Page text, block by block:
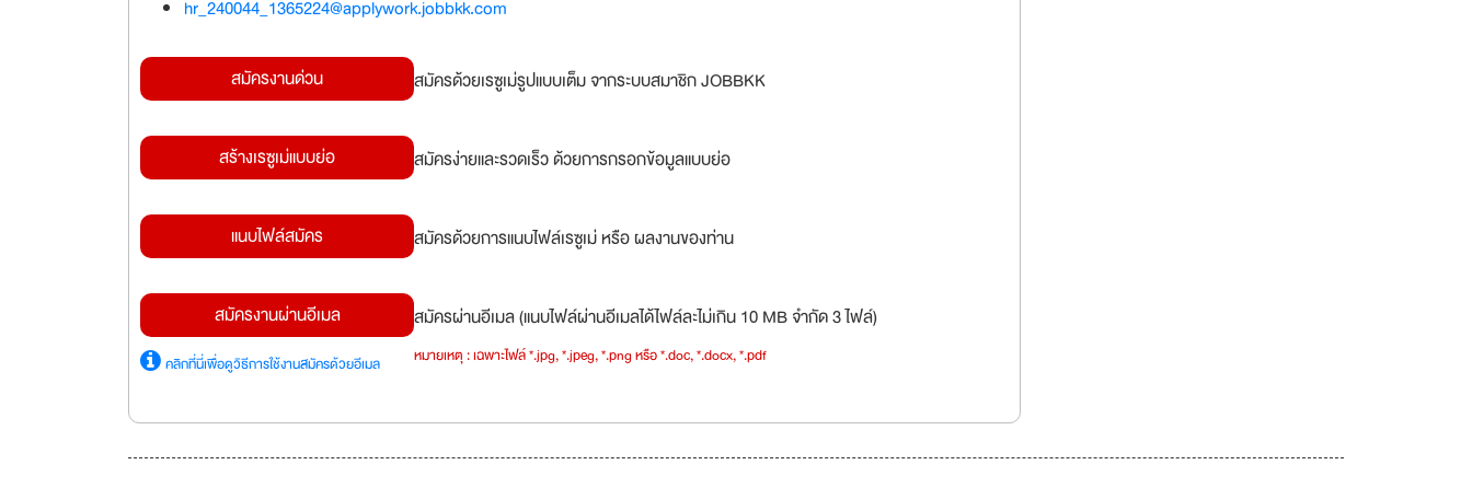
hr_240044_1365224@applywork.jobbkk.com
สมัครงานด่วน สมัครด้วยเรซูเม่รูปแบบเต็ม จากระบบสมาชิก JOBBKK
สร้างเรซูเม่แบบย่อ สมัครง่ายและรวดเร็ว ด้วยการกรอกข้อมูลแบบย่อ
แนบไฟล์สมัคร สมัครด้วยการแนบไฟล์เรซูเม่ หรือ ผลงานของท่าน
สมัครงานผ่านอีเมล
คลิกที่นี่เพื่อดูวิธีการใช้งานสมัครด้วยอีเมล
สมัครผ่านอีเมล (แนบไฟล์ผ่านอีเมลได้ไฟล์ละไม่เกิน 10 MB จำกัด 3 ไฟล์)
หมายเหตุ : เฉพาะไฟล์ *.jpg, *.jpeg, *.png หรือ *.doc, *.docx, *.pdf